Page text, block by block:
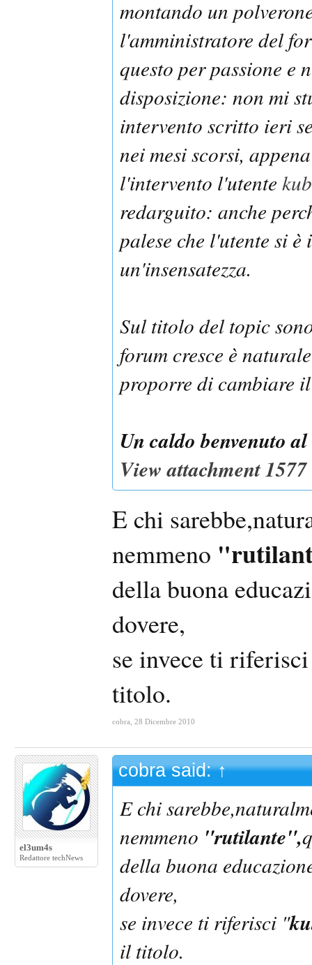
montando un
l'amministratore del
questo per passione e
disposizione: non mi
intervento scritto ieri
nei mesi scorsi,
l'intervento l'utente
redarguito: anche
palese che l'utente si
un'insensatezza.
Sul titolo del topic
forum cresce è
proporre di cambiare
Un caldo benvenuto
View attachment 1577
E chi
nemmeno
della buona
dovere,
se invece ti
titolo.
cobra 28 Dicembre 2010
el3um4s
Redattore techNews
cobra said:↑
E chi
nemmeno "rutilante",
della buona
dovere,
se invece ti riferisci "
il titolo.